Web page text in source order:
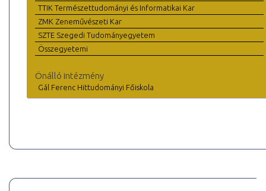
TTIK Természettudományi és Informatikai Kar
ZMK Zeneművészeti Kar
SZTE Szegedi Tudományegyetem
Összegyetemi
Önálló intézmény
Gál Ferenc Hittudományi Főiskola